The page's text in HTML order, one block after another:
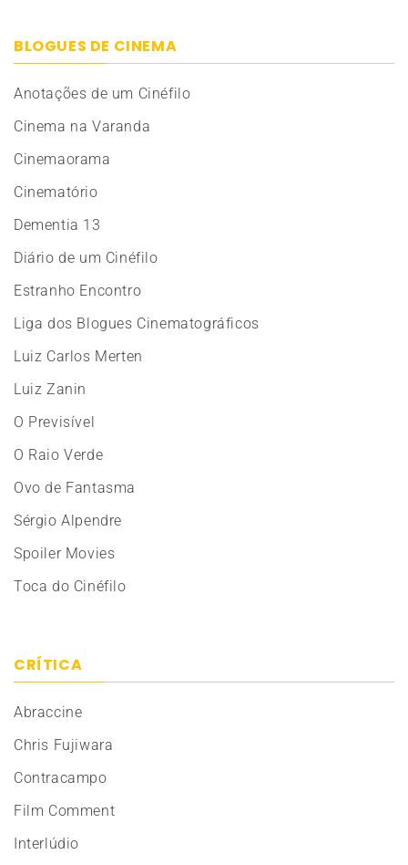
BLOGUES DE CINEMA
Anotações de um Cinéfilo
Cinema na Varanda
Cinemaorama
Cinematório
Dementia 13
Diário de um Cinéfilo
Estranho Encontro
Liga dos Blogues Cinematográficos
Luiz Carlos Merten
Luiz Zanin
O Previsível
O Raio Verde
Ovo de Fantasma
Sérgio Alpendre
Spoiler Movies
Toca do Cinéfilo
CRÍTICA
Abraccine
Chris Fujiwara
Contracampo
Film Comment
Interlúdio